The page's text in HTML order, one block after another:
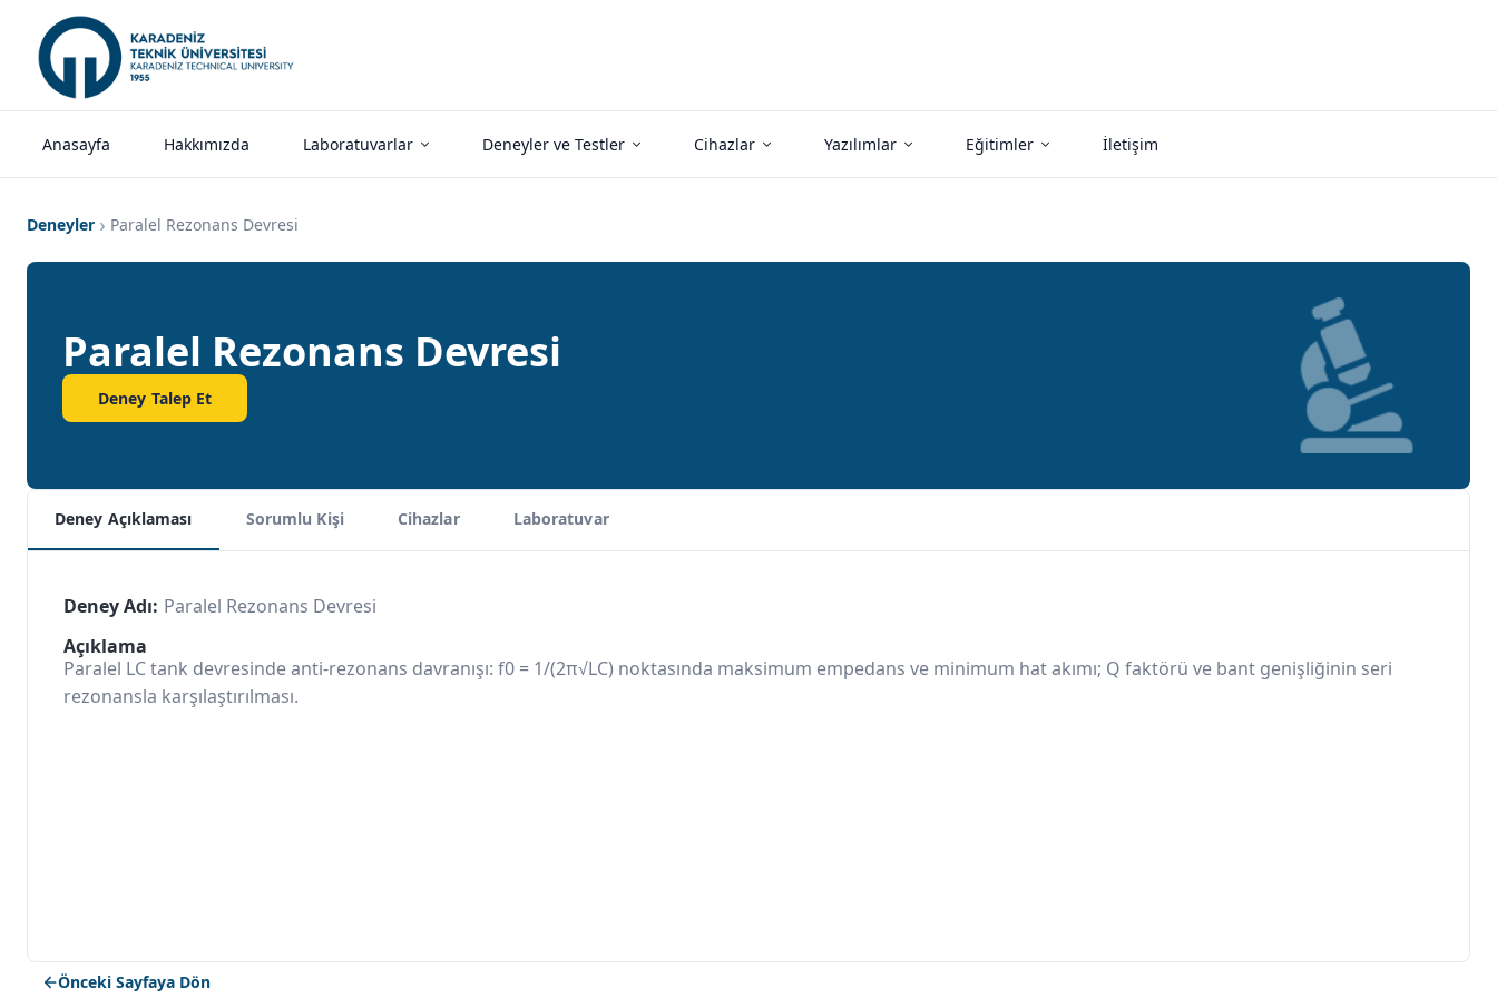
Anasayfa Hakkımızda Laboratuvarlar Deneyler ve Testler Cihazlar Yazılımlar Eğitimler İletişim
Deneyler Paralel Rezonans Devresi
Paralel Rezonans Devresi
Deney Talep Et
Deney Açıklaması Sorumlu Kişi Cihazlar Laboratuvar
Deney Adı: Paralel Rezonans Devresi
Açıklama
Paralel LC tank devresinde anti-rezonans davranışı: f0 = 1/(2π√LC) noktasında maksimum empedans ve minimum hat akımı; Q faktörü ve bant genişliğinin seri
rezonansla karşılaştırılması.
Önceki Sayfaya Dön